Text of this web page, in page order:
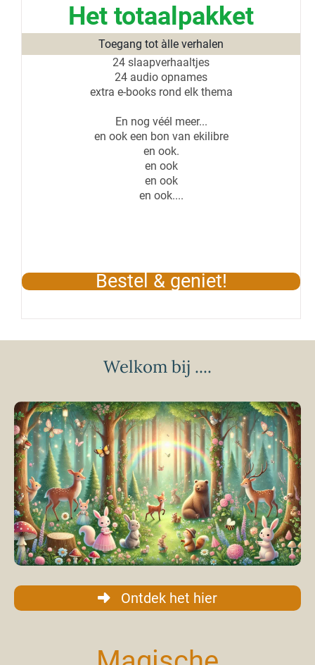
Het totaalpakket
Toegang tot àlle verhalen
24 slaapverhaaltjes
24 audio opnames
extra e-books rond elk thema
En nog véél meer...
en ook een bon van ekilibre
en ook.
en ook
en ook
en ook....
Bestel & geniet!
Welkom bij ....
Ontdek het hier